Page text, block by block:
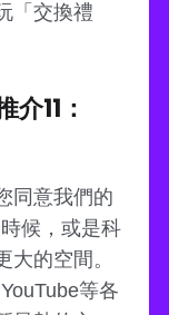
「交換禮
11：
同意我們的
候，或是科
的空間。
等各